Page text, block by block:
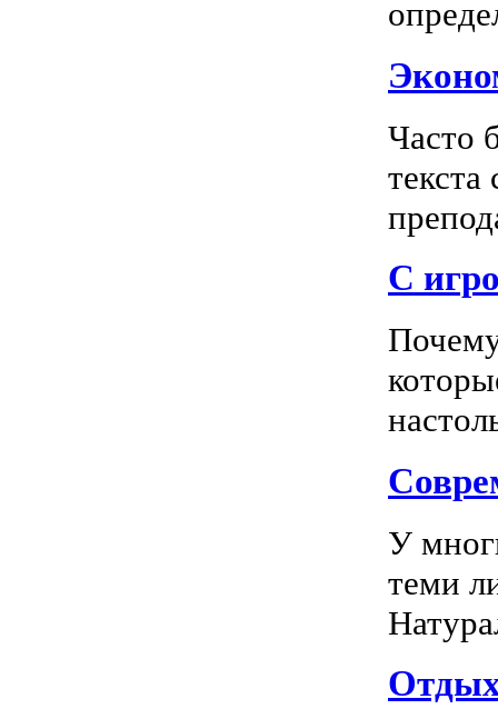
Часто
С
У
теми